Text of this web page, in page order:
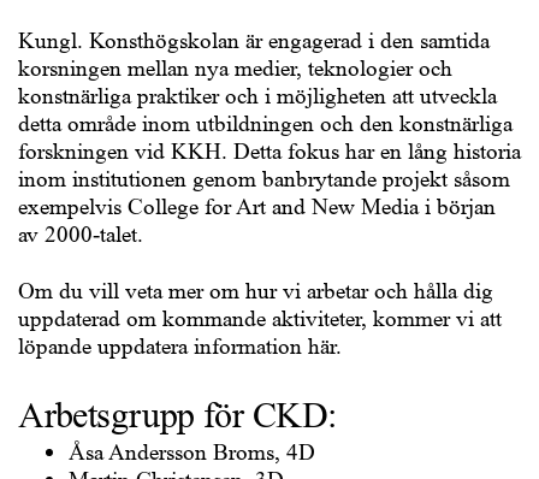
Kungl. Konsthögskolan är engagerad i den samtida
korsningen mellan nya medier, teknologier och
konstnärliga praktiker och i möjligheten att utveckla
detta område inom utbildningen och den konstnärliga
forskningen vid KKH. Detta fokus har en lång historia
inom institutionen genom banbrytande projekt såsom
exempelvis College for Art and New Media i början
av 2000‑talet.
Om du vill veta mer om hur vi arbetar och hålla dig
uppdaterad om kommande aktiviteter, kommer vi att
löpande uppdatera information här.
Arbetsgrupp för CKD:
Åsa Andersson Broms, 4D